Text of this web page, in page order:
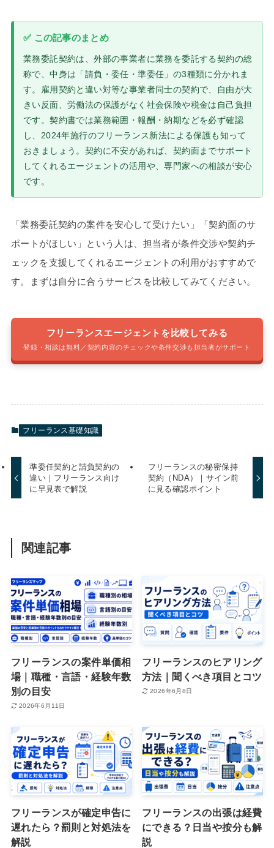
✅ この記事のまとめ
業務委託契約は、外部の事業者に業務を委託する契約の総
称で、中身は「請負・委任・準委任」の3種類に分かれま
す。雇用契約と違い対等な事業者同士の契約で、自由が大
きい反面、労働法の保護がなく社会保険や税金は自己負担
です。契約書では業務範囲・報酬・納期などを必ず確認
し、2024年施行のフリーランス新法による保護も知って
おきましょう。契約に不安があれば、契約面までサポート
してくれるエージェントの活用や、専門家への相談が安心
です。
「業務委託契約の案件を安心して受けたい」「契約面のサ
ポートがほしい」という人は、担当者が条件交渉や契約チ
ェックを支援してくれるエージェントの利用がおすすめで
す。まずは自分に合うサービスを比較してみてください。
フリーランスエージェントを比較してみる
登録・相談は無料／契約内容のチェックや条件交渉も担当者がサポート
フリーランス基礎知識
準委任契約と請負契約の
違い｜フリーランス向け
に早見表で解説
フリーランスの秘密保持
契約（NDA）｜サイン前
に見る確認ポイント
関連記事
フリーランスの案件単価相
場｜職種・言語・経験年数
別の目安
2026年6月11日
フリーランスのヒアリング
方法｜聞くべき項目とコツ
2026年6月8日
フリーランスが確定申告に
遅れたら？罰則と対処法を
解説
フリーランスの出張は経費
にできる？日当や按分も解
説